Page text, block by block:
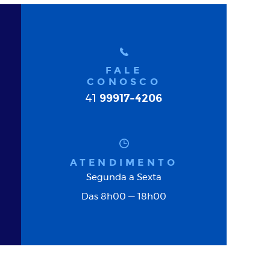
FALE
CONOSCO
41 99917-4206
ATENDIMENTO
Segunda a Sexta
Das 8h00 — 18h00